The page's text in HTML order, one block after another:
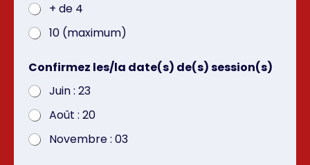
+ de 4
10 (maximum)
Confirmez les/la date(s) de(s) session(s)
Juin : 23
Août : 20
Novembre : 03